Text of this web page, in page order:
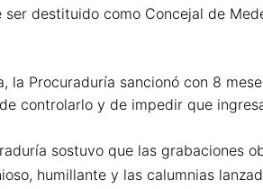
ser destituido como Concejal de
la Procuraduría sancionó con 8
controlarlo y de impedir que
sostuvo que las grabaciones
humillante y las calumnias